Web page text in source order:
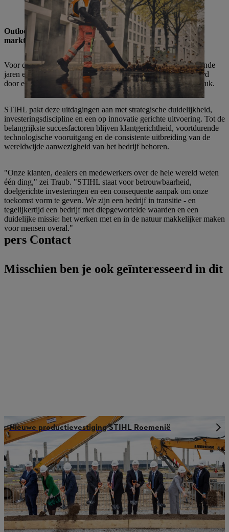
ideaal voor geluidsgevoelige toepassingen in gemeenten, tuin- en
landschapsarchitectuur.
Outlook: STIHL blijft een stuwende kracht in een volatiel
marktklimaat
Voor de toekomst voorziet CEO Michael Traub voor de komende
jaren een gematigde eencijferige groei van de omzet, getemperd
door een sterke concurrentiedruk en een sterke transformatiedruk.
STIHL pakt deze uitdagingen aan met strategische duidelijkheid,
investeringsdiscipline en een op innovatie gerichte uitvoering. Tot de
belangrijkste succesfactoren blijven klantgerichtheid, voortdurende
technologische vooruitgang en de consistente uitbreiding van de
wereldwijde aanwezigheid van het bedrijf behoren.
"Onze klanten, dealers en medewerkers over de hele wereld weten
één ding," zei Traub. "STIHL staat voor betrouwbaarheid,
doelgerichte investeringen en een consequente aanpak om onze
toekomst vorm te geven. We zijn een bedrijf in transitie - en
tegelijkertijd een bedrijf met diepgewortelde waarden en een
duidelijke missie: het werken met en in de natuur makkelijker maken
voor mensen overal."
pers Contact
Misschien ben je ook geïnteresseerd in dit
Nieuwe productievestiging STIHL Roemenië